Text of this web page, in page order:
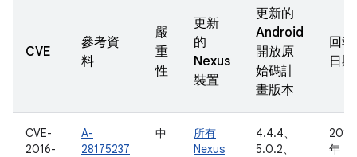
CVE
參考資
料
嚴
重
性
更新
的
Nexus
裝置
更新的
Android
開放原
始碼計
畫版本
回報
日期
CVE-
2016-
A-
28175237
中
所有
Nexus
4.4.4、
5.0.2、
2016
年 4